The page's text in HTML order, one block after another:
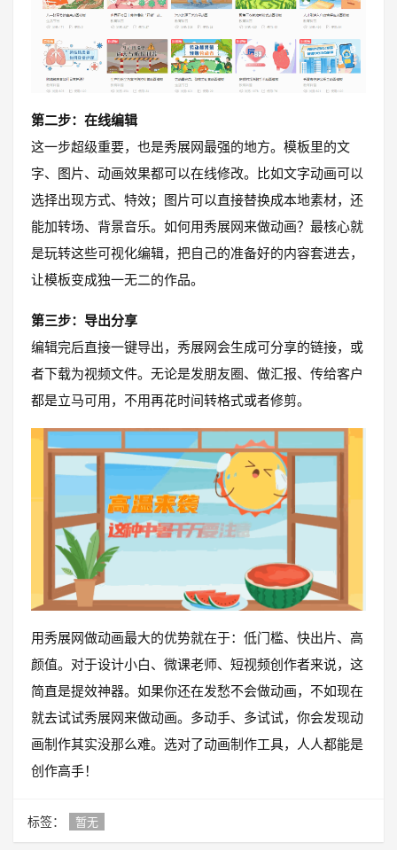
第二步：在线编辑
这一步超级重要，也是秀展网最强的地方。模板里的文
字、图片、动画效果都可以在线修改。比如文字动画可以
选择出现方式、特效；图片可以直接替换成本地素材，还
能加转场、背景音乐。如何用秀展网来做动画？最核心就
是玩转这些可视化编辑，把自己的准备好的内容套进去，
让模板变成独一无二的作品。
第三步：导出分享
编辑完后直接一键导出，秀展网会生成可分享的链接，或
者下载为视频文件。无论是发朋友圈、做汇报、传给客户
都是立马可用，不用再花时间转格式或者修剪。
用秀展网做动画最大的优势就在于：低门槛、快出片、高
颜值。对于设计小白、微课老师、短视频创作者来说，这
简直是提效神器。如果你还在发愁不会做动画，不如现在
就去试试秀展网来做动画。多动手、多试试，你会发现动
画制作其实没那么难。选对了动画制作工具，人人都能是
创作高手！
标签： 暂无